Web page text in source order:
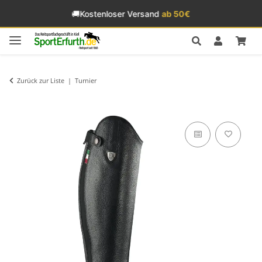
🚚Kostenloser Versandab 50€
Zurück zur Liste Turnier